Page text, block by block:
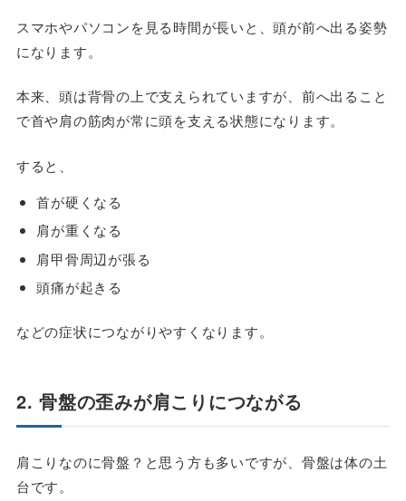
スマホやパソコンを見る時間が長いと、頭が前へ出る姿勢
になります。
本来、頭は背骨の上で支えられていますが、前へ出ること
で首や肩の筋肉が常に頭を支える状態になります。
すると、
首が硬くなる
肩が重くなる
肩甲骨周辺が張る
頭痛が起きる
などの症状につながりやすくなります。
2. 骨盤の歪みが肩こりにつながる
肩こりなのに骨盤？と思う方も多いですが、骨盤は体の土
台です。